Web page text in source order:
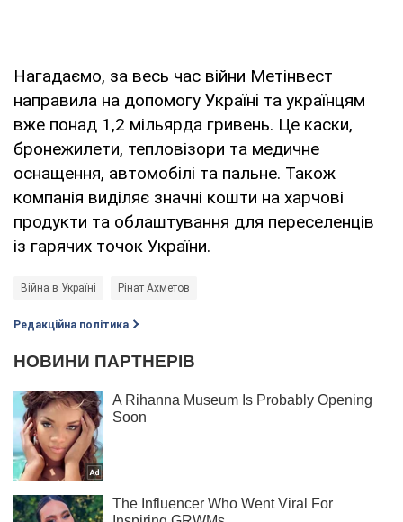
Нагадаємо, за весь час війни Метінвест
направила на допомогу Україні та українцям
вже понад 1,2 мільярда гривень. Це каски,
бронежилети, тепловізори та медичне
оснащення, автомобілі та пальне. Також
компанія виділяє значні кошти на харчові
продукти та облаштування для переселенців
із гарячих точок України.
Війна в Україні Рінат Ахметов
Редакційна політика